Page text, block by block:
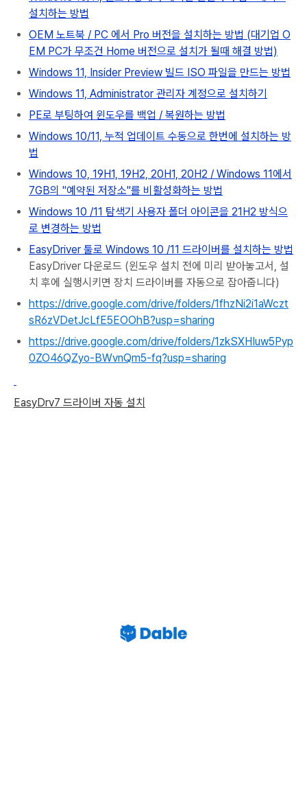
설치하는 방법
OEM 노트북 / PC 에서 Pro 버전을 설치하는 방법 (대기업 O
EM PC가 무조건 Home 버전으로 설치가 될때 해결 방법)
Windows 11, Insider Preview 빌드 ISO 파일을 만드는 방법
Windows 11, Administrator 관리자 계정으로 설치하기
PE로 부팅하여 윈도우를 백업 / 복원하는 방법
Windows 10/11, 누적 업데이트 수동으로 한번에 설치하는 방
법
Windows 10, 19H1, 19H2, 20H1, 20H2 / Windows 11에서
7GB의 "예약된 저장소"를 비활성화하는 방법
Windows 10 /11 탐색기 사용자 폴더 아이콘을 21H2 방식으
로 변경하는 방법
EasyDriver 툴로 Windows 10 /11 드라이버를 설치하는 방법
EasyDriver 다운로드 (윈도우 설치 전에 미리 받아놓고서, 설
치 후에 실행시키면 장치 드라이버를 자동으로 잡아줍니다)
https://drive.google.com/drive/folders/1fhzNi2i1aWczt
sR6zVDetJcLfE5EOOhB?usp=sharing
https://drive.google.com/drive/folders/1zkSXHIuw5Pyp
0ZO46QZyo-BWvnQm5-fq?usp=sharing
EasyDrv7 드라이버 자동 설치